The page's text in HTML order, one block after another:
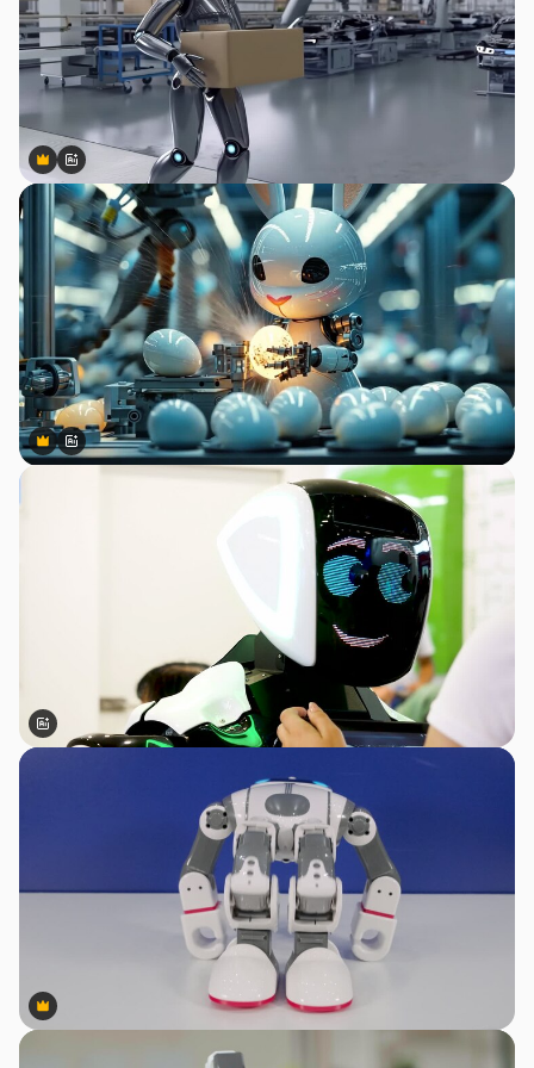
Premium
Premium
สร้างขึ้นโดย AI
Premium
Premium
สร้างขึ้นโดย AI
สร้างขึ้นโดย AI
Premium
Premium